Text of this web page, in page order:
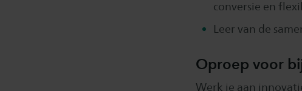
conversie en
Leer van de
Oproep voor
Werk je aan